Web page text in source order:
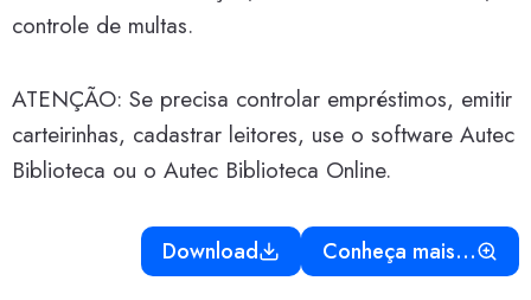
controle de multas.
ATENÇÃO: Se precisa controlar empréstimos, emitir
carteirinhas, cadastrar leitores, use o software Autec
Biblioteca ou o Autec Biblioteca Online.
Download Conheça mais…